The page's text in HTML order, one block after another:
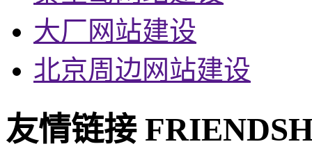
大厂网站建设
北京周边网站建设
友情链接